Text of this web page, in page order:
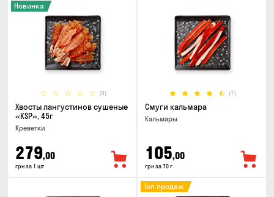
(0)
Новинка
Хвосты лангустинов сушеные
«KSP», 45г
Креветки
279,00
грн за 1 шт
(1)
Смуги кальмара
Кальмары
105,00
грн за 70 г
Топ продаж